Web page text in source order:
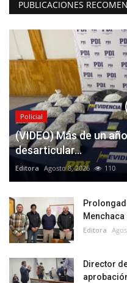
PUBLICACIONES
Policial
(VIDEO) Más de un
desarticular...
Editora Agosto 8, 2026 110
Menchaca
Editora
Director